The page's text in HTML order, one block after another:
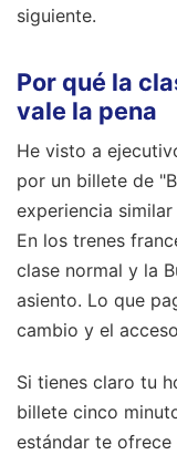
siguiente.
Por qué la
vale la pena
He visto a
por un billete de
experiencia
En los trenes
clase normal y la
asiento. Lo que
cambio y el
Si tienes claro tu
billete cinco
estándar te ofrece